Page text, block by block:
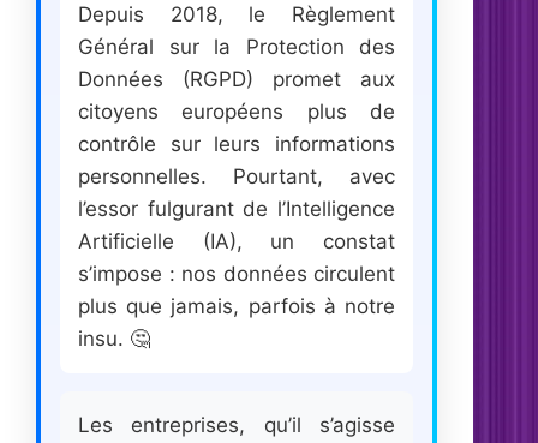
Depuis 2018, le Règlement
Général sur la Protection des
Données (RGPD) promet aux
citoyens européens plus de
contrôle sur leurs informations
personnelles. Pourtant, avec
l’essor fulgurant de l’Intelligence
Artificielle (IA), un constat
s’impose : nos données circulent
plus que jamais, parfois à notre
insu. 🤔
Les entreprises, qu’il s’agisse